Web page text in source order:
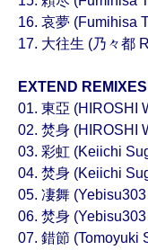
16. 哀夢 (Fumihisa
17. 大往生 (乃々都
EXTEND REMIXES
01. 東亞 (HIROSHI
02. 焚身 (HIROSHI
03. 彩虹 (Keiichi
04. 焚身 (Keiichi
05. 凄舞
06. 焚身
07. 錯節 (Tomoyuki